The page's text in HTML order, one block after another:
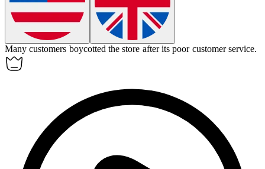
Many customers boycotted the store after its poor customer service.